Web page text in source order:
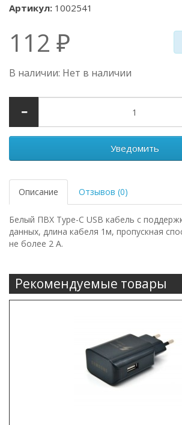
Артикул: 1002541
112 ₽
В наличии: Нет в наличии
Уведомить
Описание Отзывов (0)
Белый ПВХ Type-C USB кабель с
данных, длина кабеля 1м, пропускная
не более 2 А.
Рекомендуемые товары